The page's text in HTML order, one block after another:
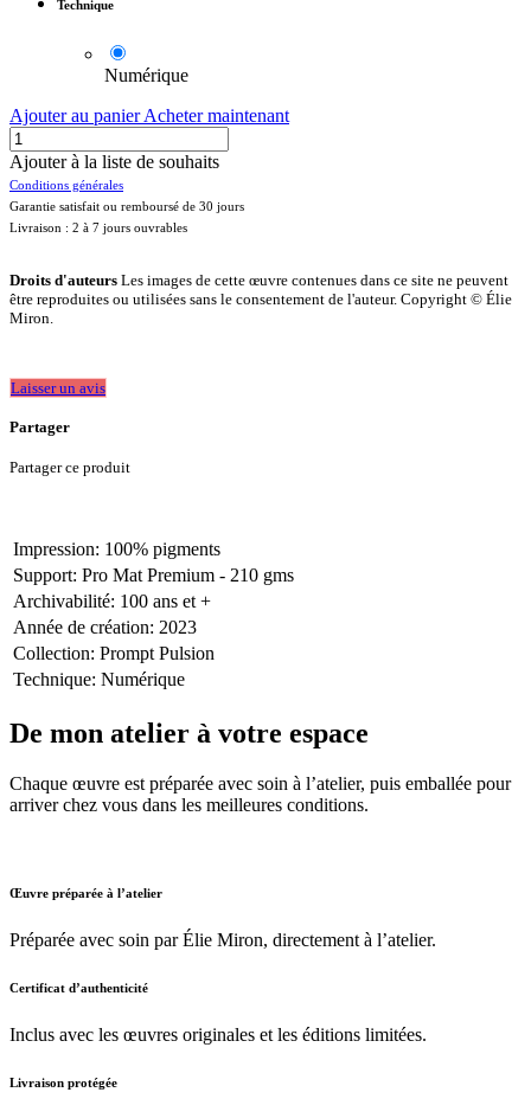
Technique
Numérique
Ajouter au panierAcheter maintenant
Ajouter à la liste de souhaits
Conditions générales
Garantie satisfait ou remboursé de 30 jours
Livraison : 2 à 7 jours ouvrables
Droits d'auteurs Les images de cette œuvre contenues dans ce site ne peuvent
être reproduites ou utilisées sans le consentement de l'auteur. Copyright © Élie
Miron.
Laisser un avis
Partager
Partager ce produit
Impression: 100% pigments
Support: Pro Mat Premium - 210 gms
Archivabilité: 100 ans et +
Année de création: 2023
Collection: Prompt Pulsion
Technique: Numérique
De mon atelier à votre espace
Chaque œuvre est préparée avec soin à l’atelier, puis emballée pour
arriver chez vous dans les meilleures conditions.
Œuvre préparée à l’atelier
Préparée avec soin par Élie Miron, directement à l’atelier.
Certificat d’authenticité
Inclus avec les œuvres originales et les éditions limitées.
Livraison protégée